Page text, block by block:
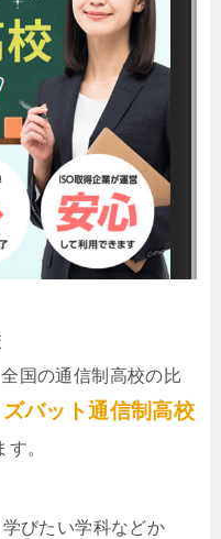
国の通信制高校の比
ズバット通信制高校
。
びたい学科などか